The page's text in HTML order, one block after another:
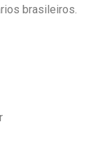
brasileiros.